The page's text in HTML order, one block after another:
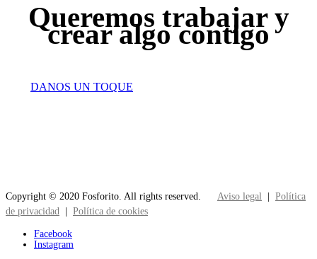
Queremos trabajar y
crear algo contigo
DANOS UN TOQUE
Copyright © 2020 Fosforito. All rights reserved. Aviso legal
Política
de privacidad
Política de cookies
Facebook
Instagram